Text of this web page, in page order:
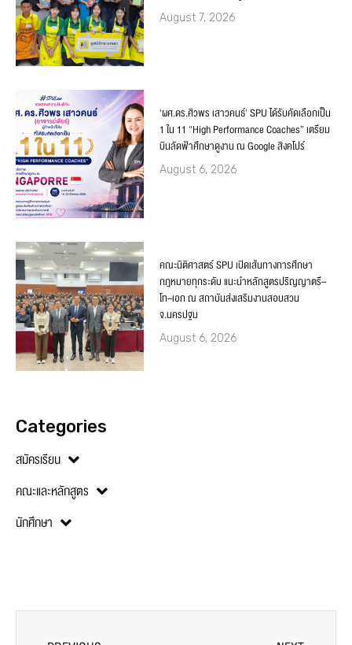
August 7, 2026
‘ผศ.ดร.ศิวพร เสาวคนธ์’ SPU ได้รับคัดเลือกเป็น
1 ใน 11 “High Performance Coaches” เตรียม
บินลัดฟ้าศึกษาดูงาน ณ Google สิงคโปร์
August 6, 2026
คณะนิติศาสตร์ SPU เปิดเส้นทางการศึกษา
กฎหมายทุกระดับ แนะนำหลักสูตรปริญญาตรี–
โท–เอก ณ สถาบันส่งเสริมงานสอบสวน
จ.นครปฐม
August 6, 2026
Categories
สมัครเรียน
คณะและหลักสูตร
นักศึกษา